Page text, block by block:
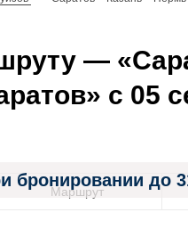
—
с 05
бронировании до
Маршрут